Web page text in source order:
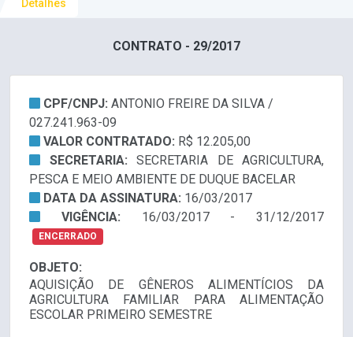
Detalhes
CONTRATO - 29/2017
CPF/CNPJ: ANTONIO FREIRE DA SILVA /
027.241.963-09
VALOR CONTRATADO: R$ 12.205,00
SECRETARIA: SECRETARIA DE AGRICULTURA,
PESCA E MEIO AMBIENTE DE DUQUE BACELAR
DATA DA ASSINATURA: 16/03/2017
VIGÊNCIA: 16/03/2017 - 31/12/2017
ENCERRADO
OBJETO:
AQUISIÇÃO DE GÊNEROS ALIMENTÍCIOS DA
AGRICULTURA FAMILIAR PARA ALIMENTAÇÃO
ESCOLAR PRIMEIRO SEMESTRE